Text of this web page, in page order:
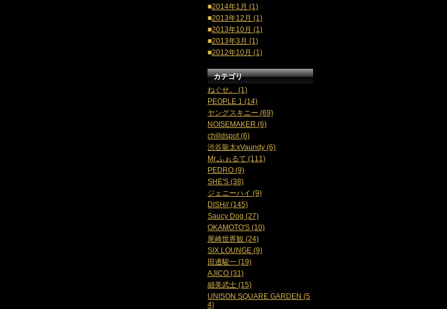
■2014年1月 (1)
■2013年12月 (1)
■2013年10月 (1)
■2013年3月 (1)
■2012年10月 (1)
カテゴリ
ねぐせ。 (1)
PEOPLE 1 (14)
ヤングスキニー (69)
NOISEMAKER (6)
chilldspot (6)
渋谷龍太xVaundy (6)
Mr.ふぉるて (111)
PEDRO (9)
SHE'S (38)
ジェニーハイ (9)
DISH// (145)
Saucy Dog (27)
OKAMOTO'S (10)
尾崎世界観 (24)
SIX LOUNGE (9)
田邊駿一 (19)
AJICO (31)
細美武士 (15)
UNISON SQUARE GARDEN (5
4)